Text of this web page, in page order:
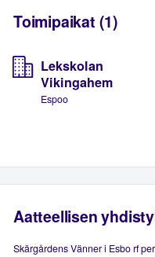
Toimipaikat (1)
Lekskolan
Vikingahem
Espoo
Aatteellisen
Skärgårdens Vänner i Esbo rf